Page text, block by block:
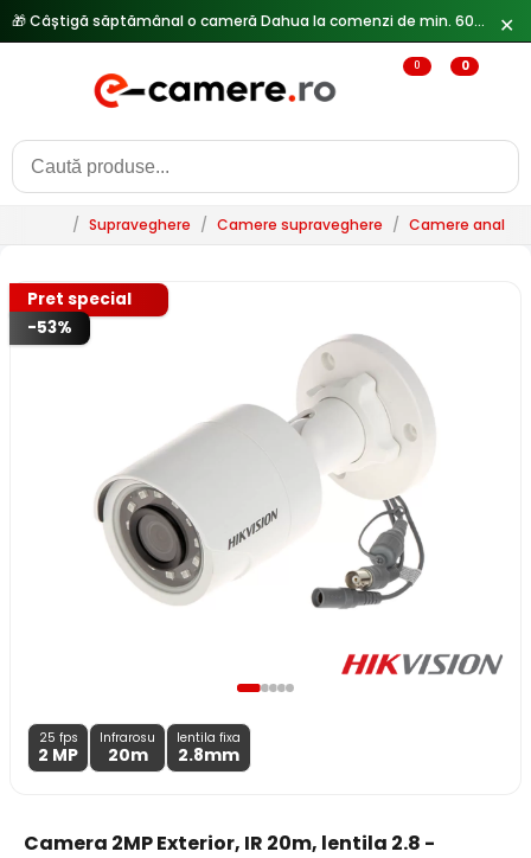
Reduceri de pana la 25% doar in luna iulie → Vezi ofertele ✕
0 0
/ Supraveghere / Camere supraveghere / Camere
Pret special
-53%
25 fps
2 MP
Infrarosu
20m
lentila fixa
2.8mm
Camera 2MP Exterior, IR 20m, lentila 2.8 -